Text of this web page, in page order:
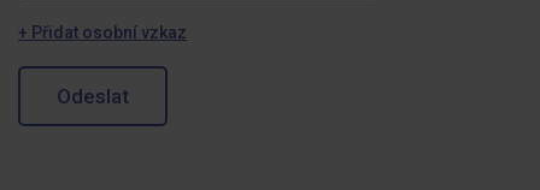
+ Přidat osobní vzkaz
Odeslat